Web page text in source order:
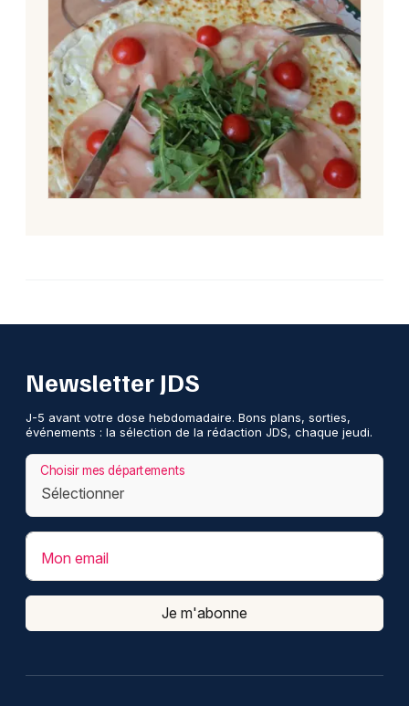
Newsletter JDS
J-5 avant votre dose hebdomadaire. Bons plans, sorties,
événements : la sélection de la rédaction JDS, chaque jeudi.
Choisir mes départements
Mon email
Je m'abonne